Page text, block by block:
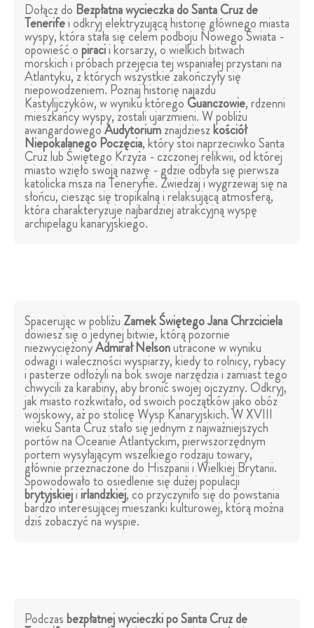
Dołącz do Bezpłatna wycieczka do Santa Cruz de
Tenerifei odkryj elektryzującą historię głównego miasta
wyspy, która stała się celem podboju Nowego Świata -
opowieść opiracii korsarzy, o wielkich bitwach
morskich i próbach przejęcia tej wspaniałej przystani na
Atlantyku, z których wszystkie zakończyły się
niepowodzeniem. Poznaj historię najazdu
Kastylijczyków, w wyniku któregoGuanczowie, rdzenni
mieszkańcy wyspy, zostali ujarzmieni. W pobliżu
awangardowegoAudytoriumznajdzieszkościół
Niepokalanego Poczęcia, który stoi naprzeciwko Santa
Cruz lub Świętego Krzyża - czczonej relikwii, od której
miasto wzięło swoją nazwę - gdzie odbyła się pierwsza
katolicka msza na Teneryfie. Zwiedzaj i wygrzewaj się na
słońcu, ciesząc się tropikalną i relaksującą atmosferą,
która charakteryzuje najbardziej atrakcyjną wyspę
archipelagu kanaryjskiego.
Spacerując w pobliżu Zamek Świętego Jana Chrzciciela
dowiesz się o jedynej bitwie, którą pozornie
niezwyciężonyAdmirał Nelsonutracone w wyniku
odwagi i waleczności wyspiarzy, kiedy to rolnicy, rybacy
i pasterze odłożyli na bok swoje narzędzia i zamiast tego
chwycili za karabiny, aby bronić swojej ojczyzny. Odkryj,
jak miasto rozkwitało, od swoich początków jako obóz
wojskowy, aż po stolicę Wysp Kanaryjskich. W XVIII
wieku Santa Cruz stało się jednym z najważniejszych
portów na Oceanie Atlantyckim, pierwszorzędnym
portem wysyłającym wszelkiego rodzaju towary,
głównie przeznaczone do Hiszpanii i Wielkiej Brytanii.
Spowodowało to osiedlenie się dużej populacji
brytyjskiejiirlandzkiej, co przyczyniło się do powstania
bardzo interesującej mieszanki kulturowej, którą można
dziś zobaczyć na wyspie.
Podczasbezpłatnej wycieczki po Santa Cruz de